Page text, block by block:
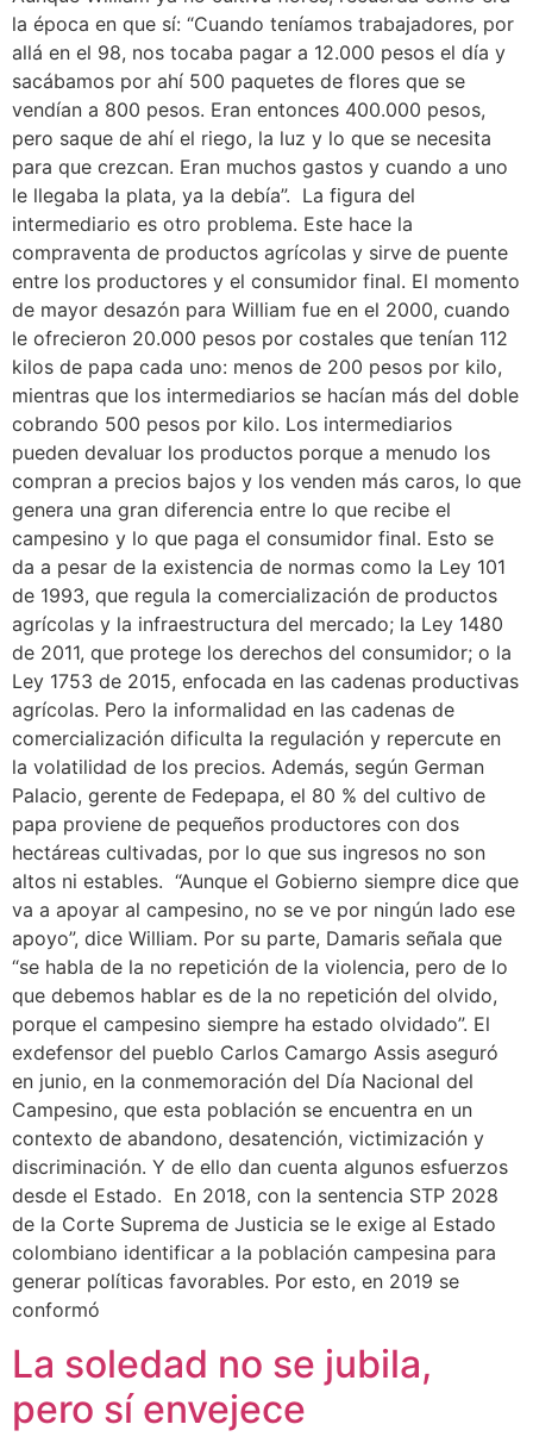
la época en que sí: “Cuando teníamos trabajadores, por
allá en el 98, nos tocaba pagar a 12.000 pesos el día y
sacábamos por ahí 500 paquetes de flores que se
vendían a 800 pesos. Eran entonces 400.000 pesos,
pero saque de ahí el riego, la luz y lo que se necesita
para que crezcan. Eran muchos gastos y cuando a uno
le llegaba la plata, ya la debía”. La figura del
intermediario es otro problema. Este hace la
compraventa de productos agrícolas y sirve de puente
entre los productores y el consumidor final. El momento
de mayor desazón para William fue en el 2000, cuando
le ofrecieron 20.000 pesos por costales que tenían 112
kilos de papa cada uno: menos de 200 pesos por kilo,
mientras que los intermediarios se hacían más del doble
cobrando 500 pesos por kilo. Los intermediarios
pueden devaluar los productos porque a menudo los
compran a precios bajos y los venden más caros, lo que
genera una gran diferencia entre lo que recibe el
campesino y lo que paga el consumidor final. Esto se
da a pesar de la existencia de normas como la Ley 101
de 1993, que regula la comercialización de productos
agrícolas y la infraestructura del mercado; la Ley 1480
de 2011, que protege los derechos del consumidor; o la
Ley 1753 de 2015, enfocada en las cadenas productivas
agrícolas. Pero la informalidad en las cadenas de
comercialización dificulta la regulación y repercute en
la volatilidad de los precios. Además, según German
Palacio, gerente de Fedepapa, el 80 % del cultivo de
papa proviene de pequeños productores con dos
hectáreas cultivadas, por lo que sus ingresos no son
altos ni estables. “Aunque el Gobierno siempre dice que
va a apoyar al campesino, no se ve por ningún lado ese
apoyo”, dice William. Por su parte, Damaris señala que
“se habla de la no repetición de la violencia, pero de lo
que debemos hablar es de la no repetición del olvido,
porque el campesino siempre ha estado olvidado”. El
exdefensor del pueblo Carlos Camargo Assis aseguró
en junio, en la conmemoración del Día Nacional del
Campesino, que esta población se encuentra en un
contexto de abandono, desatención, victimización y
discriminación. Y de ello dan cuenta algunos esfuerzos
desde el Estado. En 2018, con la sentencia STP 2028
de la Corte Suprema de Justicia se le exige al Estado
colombiano identificar a la población campesina para
generar políticas favorables. Por esto, en 2019 se
conformó
La soledad no se jubila,
pero sí envejece